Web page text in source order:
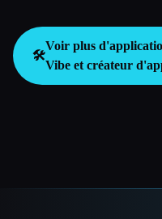
🛠️
Voir plus
Vibe et créateur